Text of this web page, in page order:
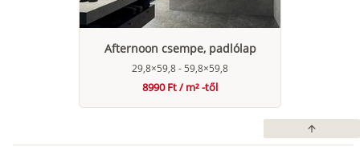
Afternoon csempe, padlólap
29,8×59,8 - 59,8×59,8
8990 Ft / m² -től
arrow_upward